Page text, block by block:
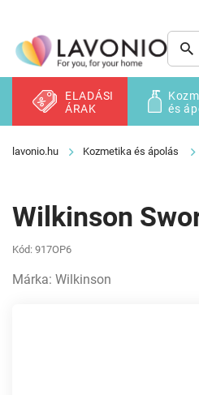
tartalomhoz
ELADÁSI
ÁRAK
és
Kozmetika és ápolás
Wilkinson
Kód: 917OP6
Márka: Wilkinson